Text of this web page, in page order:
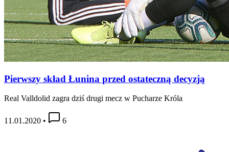
Pierwszy skład Łunina przed ostateczną decyzją
Real Valldolid zagra dziś drugi mecz w Pucharze Króla
11.01.2020 • 6